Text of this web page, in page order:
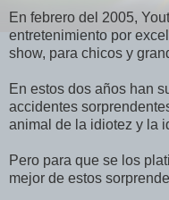
En febrero del 2005,
entretenimiento por
show, para chicos y
En estos dos años han
accidentes
animal de la idiotez y la
Pero para que se los
mejor de estos